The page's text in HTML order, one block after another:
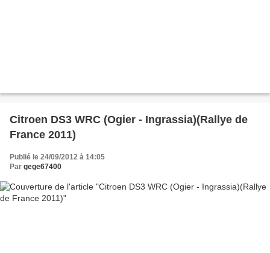
Citroen DS3 WRC (Ogier - Ingrassia)(Rallye de
France 2011)
Publié le 24/09/2012 à 14:05
Par gege67400